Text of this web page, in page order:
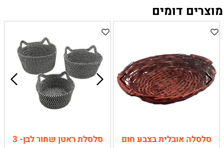
מוצרים דומים
סלסלה אובלית בצבע חום
סלסלת ראטן שחור לבן- 3